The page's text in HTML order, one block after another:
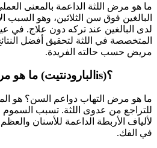
ما هو مرض اللثة الداعمة بالمعنى
البالغين فوق سن الثلاثين، وهو السبب
لدى البالغين عند تركه دون علاج. في
المتخصصة في اللثة لتحقيق أفضل
مريض حسب حالته الفريدة.
ما هو مرض التهاب دواعم السن (البارودنتيتis)؟
ما هو مرض التهاب دواعم السن؟ هو
للتراجع من عدوى اللثة. تسبب السموم
لألياف الأربطة الداعمة للأسنان
في الفك.